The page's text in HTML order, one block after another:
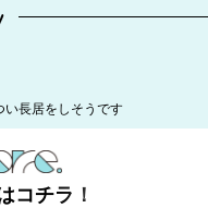
い長居をしそうです
コチラ！